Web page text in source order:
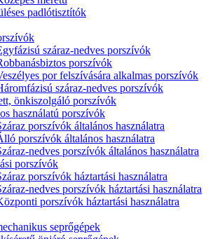
padlótisztítók
száraz-nedves porszívók
porszívók
por felszívására alkalmas porszívók
száraz-nedves porszívók
önkiszolgáló porszívók
használatú porszívók
porszívók általános használatra
porszívók általános használatra
nedves porszívók általános használatra
porszívók
porszívók háztartási használatra
nedves porszívók háztartási használatra
porszívók háztartási használatra
seprőgépek